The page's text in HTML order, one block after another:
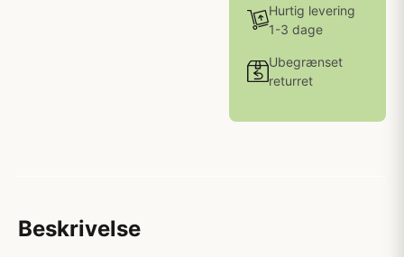
Hurtig levering
1-3 dage
Ubegrænset
returret
Beskrivelse